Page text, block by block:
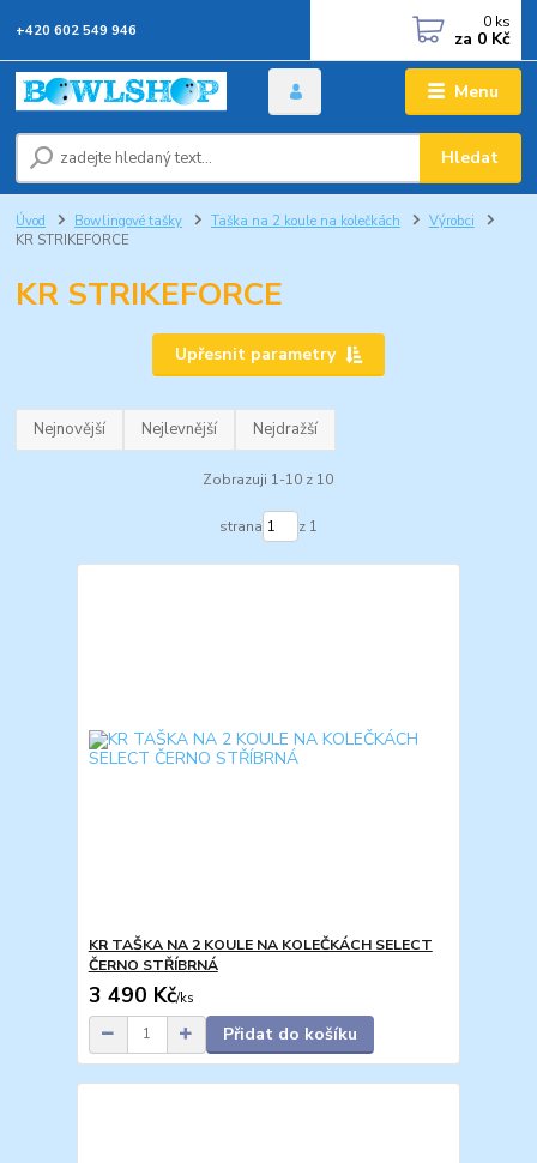
Menu
Hledat
+420 602 549 946 0 ks
za 0 Kč
Úvod Bowlingové tašky Taška na 2 koule na kolečkách
Výrobci
KR STRIKEFORCE
KR STRIKEFORCE
Upřesnit parametry
Nejnovější Nejlevnější Nejdražší
Zobrazuji 1-10 z 10
strana z 1
KR TAŠKA NA 2 KOULE NA KOLEČKÁCH SELECT
ČERNO STŘÍBRNÁ
3 490 Kč/ks
Přidat do košíku